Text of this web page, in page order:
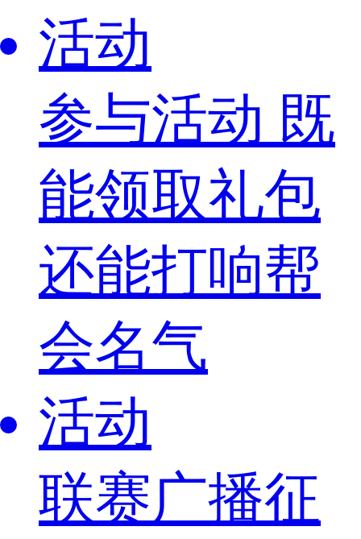
活动
参与活动 既
能领取礼包
还能打响帮
会名气
活动
联赛广播征